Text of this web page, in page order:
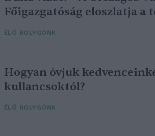
Főigazgatóság eloszlatja a
ÉLŐ BOLYGÓNK
Hogyan óvjuk
kullancsoktól?
ÉLŐ BOLYGÓNK